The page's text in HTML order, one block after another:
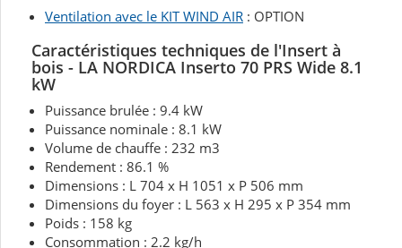
Ventilation avec le KIT WIND AIR : OPTION
Caractéristiques techniques de l'Insert à
bois - LA NORDICA Inserto 70 PRS Wide 8.1
kW
Puissance brulée : 9.4 kW
Puissance nominale : 8.1 kW
Volume de chauffe : 232 m3
Rendement : 86.1 %
Dimensions : L 704 x H 1051 x P 506 mm
Dimensions du foyer : L 563 x H 295 x P 354 mm
Poids : 158 kg
Consommation : 2.2 kg/h